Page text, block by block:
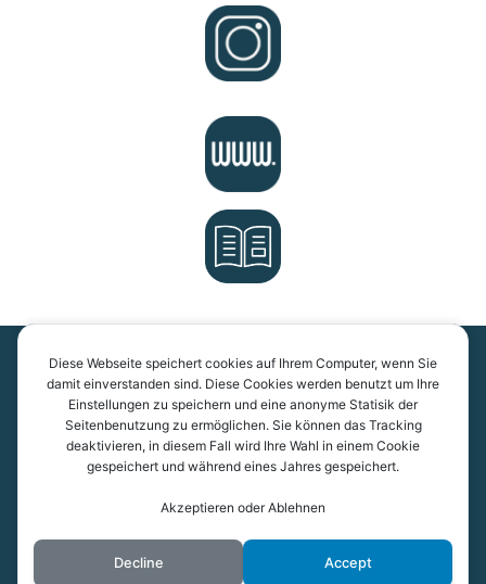
Kantonsschule Kreuzlingen
Pestalozzistrasse 7
8280 Kreuzlingen
Posterity
Diese Webseite speichert cookies auf Ihrem Computer, wenn Sie
damit einverstanden sind. Diese Cookies werden benutzt um Ihre
Einstellungen zu speichern und eine anonyme Statisik der
Seitenbenutzung zu ermöglichen. Sie können das Tracking
deaktivieren, in diesem Fall wird Ihre Wahl in einem Cookie
gespeichert und während eines Jahres gespeichert.
Akzeptieren oder Ablehnen
Decline Accept